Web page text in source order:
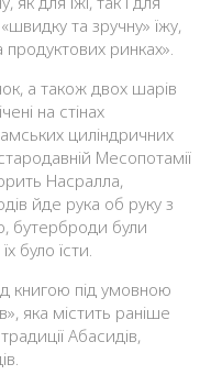
та зручну» їжу,
продуктових ринках».
а також двох шарів
на стінах
циліндричних
Месопотамії
Насралла,
йде рука об руку з
бутерброди були
було їсти.
книгою під умовною
яка містить раніше
Абасидів,